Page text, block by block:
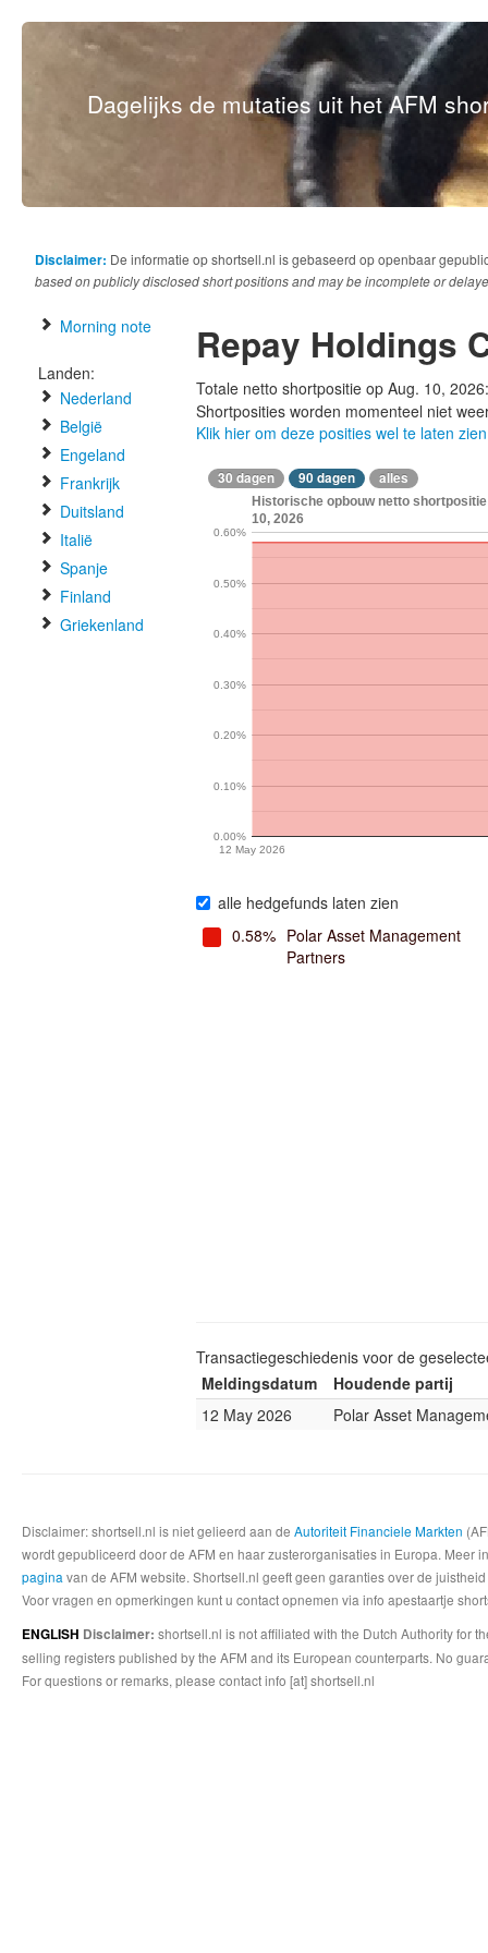
Dagelijks de mutaties uit het AFM
Disclaimer: De informatie op shortsell.nl is gebaseerd op openbaar
based on publicly disclosed short positions and may be incomplete or
Morning note
Landen:
Nederland
België
Engeland
Frankrijk
Duitsland
Italië
Spanje
Finland
Griekenland
Repay Holdings
Totale netto shortpositie op Aug. 10,
Shortposities worden momenteel niet
Klik hier om deze posities wel te laten zien
30 dagen 90 dagen alles
Historische opbouw netto
10, 2026
12 May 2026
0.00%
0.10%
0.20%
0.30%
0.40%
0.50%
0.60%
alle hedgefunds laten zien
0.58% Polar Asset Management
Partners
Transactiegeschiedenis voor de
Meldingsdatum
Houdende partij
12 May 2026
Polar Asset
Disclaimer: shortsell.nl is niet gelieerd aan de Autoriteit Financiele Markten
wordt gepubliceerd door de AFM en haar zusterorganisaties in Europa.
pagina van de AFM website. Shortsell.nl geeft geen garanties over de
Voor vragen en opmerkingen kunt u contact opnemen via info apestaartje
ENGLISH Disclaimer: shortsell.nl is not affiliated with the Dutch Authority for
selling registers published by the AFM and its European counterparts. No
For questions or remarks, please contact info [at] shortsell.nl